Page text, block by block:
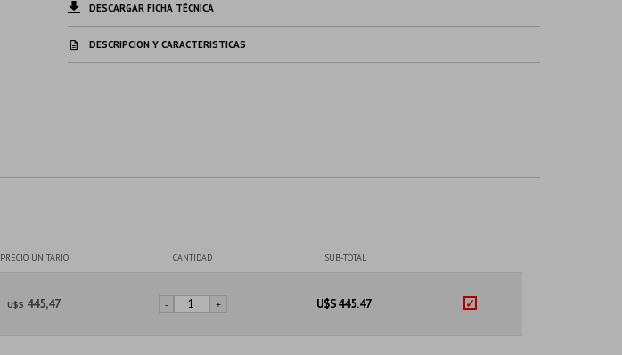
DESCARGAR FICHA TÉCNICA
DESCRIPCION Y CARACTERISTICAS
PRECIO UNITARIO CANTIDAD SUB-TOTAL
U$S 445,47 - + U$S445.47